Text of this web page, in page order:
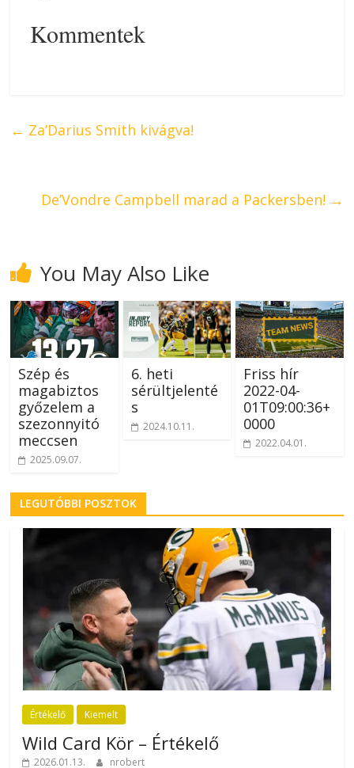
Kommentek
← Za’Darius Smith kivágva!
De’Vondre Campbell marad a Packersben! →
You May Also Like
Szép és
magabiztos
győzelem a
szezonnyitó
meccsen
2025.09.07.
6. heti
sérültjelenté
s
2024.10.11.
Friss hír
2022-04-
01T09:00:36+
0000
2022.04.01.
LEGUTÓBBI POSZTOK
Értékelő Kiemelt
Wild Card Kör – Értékelő
2026.01.13. nrobert